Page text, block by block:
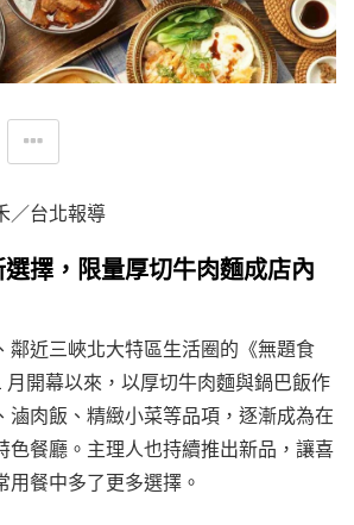
／台北報導
擇，限量厚切牛肉麵成店內
鄰近三峽北大特區生活圈的《無題食
月開幕以來，以厚切牛肉麵與鍋巴飯作
滷肉飯、精緻小菜等品項，逐漸成為在
色餐廳。主理人也持續推出新品，讓喜
用餐中多了更多選擇。